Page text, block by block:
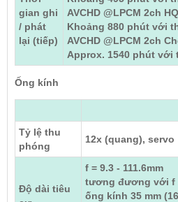
gian ghi
/ phát
lại (tiếp)
AVCHD @LPCM 2ch
Khoảng 880 phút với
AVCHD @LPCM 2ch
Approx. 1540 phút với
Ống kính
Tỷ lệ thu
phóng
12x (quang), servo
Độ dài tiêu
f = 9.3 - 111.6mm
tương đương với f
ống kính 35 mm